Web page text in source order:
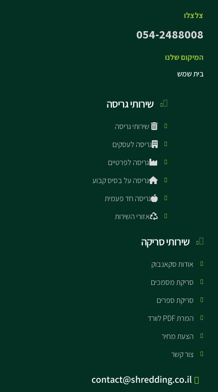
צלצלו
054-2488008
המיקום שלנו
בית שמש
שירותי גריסה
שירותי גריסה
גריסה לעסקים
גריסה לפרטיים
גריסה על בסיס קבוע
גריסה חד פעמית
אזורי השירות
שירותי סריקה
אודות סקאנבוק
סריקת מסמכים
סריקת ספרים
המרת PDF לוורד
הצעת מחיר
צור קשר
contact@shredding.co.il